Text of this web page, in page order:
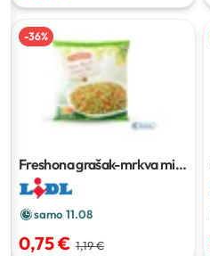
-36%
Freshona grašak-mrkva mix
450 g
samo 11.08
0,75 € 1,19 €